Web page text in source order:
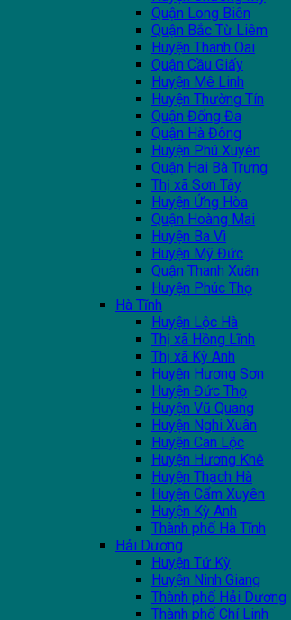
Quận Long Biên
Quận Bắc Từ Liêm
Huyện Thanh Oai
Quận Cầu Giấy
Huyện Mê Linh
Huyện Thường Tín
Quận Đống Đa
Quận Hà Đông
Huyện Phú Xuyên
Quận Hai Bà Trưng
Thị xã Sơn Tây
Huyện Ứng Hòa
Quận Hoàng Mai
Huyện Ba Vì
Huyện Mỹ Đức
Quận Thanh Xuân
Huyện Phúc Thọ
Hà Tĩnh
Huyện Lộc Hà
Thị xã Hồng Lĩnh
Thị xã Kỳ Anh
Huyện Hương Sơn
Huyện Đức Thọ
Huyện Vũ Quang
Huyện Nghi Xuân
Huyện Can Lộc
Huyện Hương Khê
Huyện Thạch Hà
Huyện Cẩm Xuyên
Huyện Kỳ Anh
Thành phố Hà Tĩnh
Hải Dương
Huyện Tứ Kỳ
Huyện Ninh Giang
Thành phố Hải Dương
Thành phố Chí Linh